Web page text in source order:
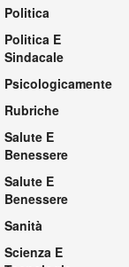
Politica
Politica E
Sindacale
Psicologicamente
Rubriche
Salute E
Benessere
Salute E
Benessere
Sanità
Scienza E